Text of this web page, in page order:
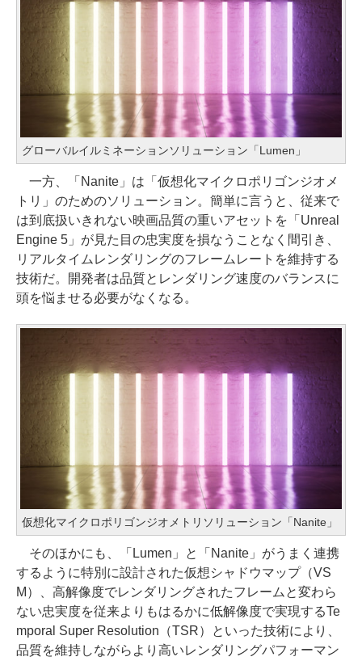
グローバルイルミネーションソリューション「Lumen」
一方、「Nanite」は「仮想化マイクロポリゴンジオメ
トリ」のためのソリューション。簡単に言うと、従来で
は到底扱いきれない映画品質の重いアセットを「Unreal
Engine 5」が見た目の忠実度を損なうことなく間引き、
リアルタイムレンダリングのフレームレートを維持する
技術だ。開発者は品質とレンダリング速度のバランスに
頭を悩ませる必要がなくなる。
仮想化マイクロポリゴンジオメトリソリューション「Nanite」
そのほかにも、「Lumen」と「Nanite」がうまく連携
するように特別に設計された仮想シャドウマップ（VS
M）、高解像度でレンダリングされたフレームと変わら
ない忠実度を従来よりもはるかに低解像度で実現するTe
mporal Super Resolution（TSR）といった技術により、
品質を維持しながらより高いレンダリングパフォーマン